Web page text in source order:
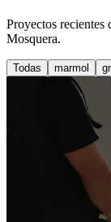
Proyectos recientes
Mosquera.
Todas marmol